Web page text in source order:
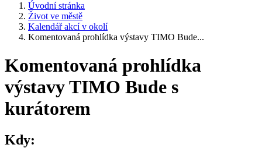
Úvodní stránka
Život ve městě
Kalendář akcí v okolí
Komentovaná prohlídka výstavy TIMO Bude...
Komentovaná prohlídka
výstavy TIMO Bude s
kurátorem
Kdy: